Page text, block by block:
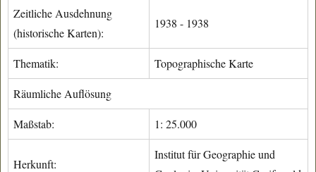
Zeitliche Ausdehnung
(historische Karten):
1938 - 1938
Thematik: Topographische Karte
Räumliche Auflösung
Maßstab: 1: 25.000
Herkunft:
Institut für Geographie und